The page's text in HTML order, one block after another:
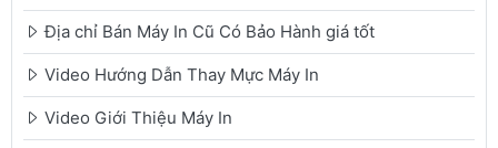
Địa chỉ Bán Máy In Cũ Có Bảo Hành giá tốt
Video Hướng Dẫn Thay Mực Máy In
Video Giới Thiệu Máy In